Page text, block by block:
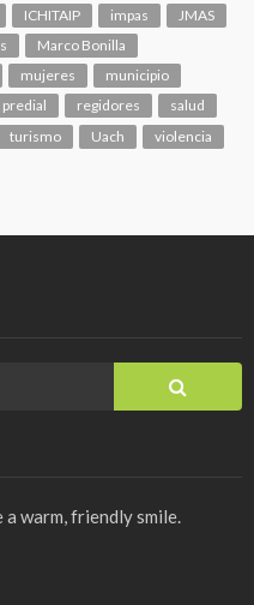
ICHITAIP impas
JMAS
Marco Bonilla
mujeres
municipio
predial regidores
salud
turismo Uach violencia
warm, friendly smile.